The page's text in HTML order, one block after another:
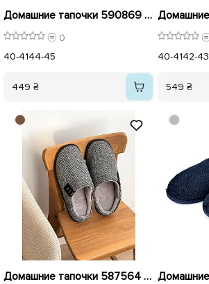
Домашние тапочки 590869 Серые
0
40-4144-45
449 ₴
40-4142-43
549 ₴
Домашние тапочки 587564 Серые